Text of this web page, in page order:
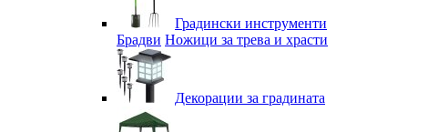
Градински инструменти
Брадви Ножици за трева и храсти
Декорации за градината